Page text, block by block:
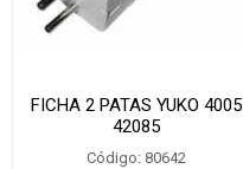
FICHA 2 PATAS YUKO 4005
42085
Código: 80642